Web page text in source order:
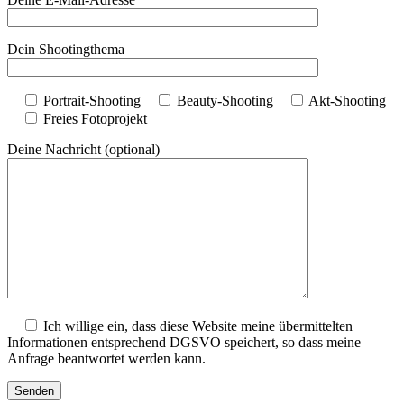
Leipzig)
#9536
Dein Shootingthema
Portrait-Shooting Beauty-Shooting
Akt-Shooting
Freies Fotoprojekt
Deine Nachricht (optional)
Ich willige ein, dass diese Website meine übermittelten
Informationen entsprechend DGSVO speichert, so dass meine
Anfrage beantwortet werden kann.